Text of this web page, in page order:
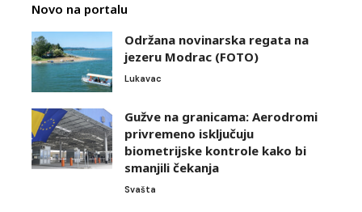
Novo na portalu
Održana novinarska regata na
jezeru Modrac (FOTO)
Lukavac
Gužve na granicama: Aerodromi
privremeno isključuju
biometrijske kontrole kako bi
smanjili čekanja
Svašta